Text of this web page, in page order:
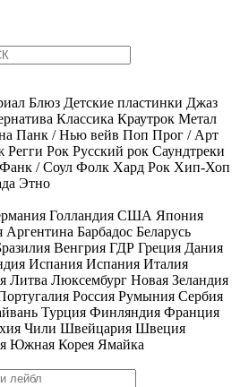
Блюз Детские пластинки Джаз
Классика Краутрок Метал
Панк / Нью вейв Поп Прог / Арт
Регги Рок Русский рок Саундтреки
Фанк / Соул Фолк Хард Рок Хип-Хоп
Этно
Голландия США Япония
Аргентина Барбадос Беларусь
Венгрия ГДР Греция Дания
Испания Испания Италия
Литва Люксембург Новая Зеландия
Россия Румыния Сербия
Турция Финляндия Франция
Чили Швейцария Швеция
Южная Корея Ямайка